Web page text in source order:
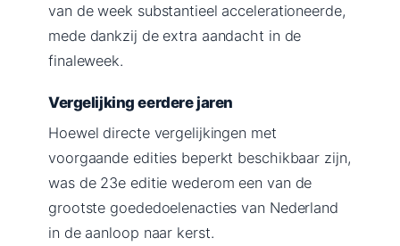
van de week substantieel accelerationeerde,
mede dankzij de extra aandacht in de
finaleweek.
Vergelijking eerdere jaren
Hoewel directe vergelijkingen met
voorgaande edities beperkt beschikbaar zijn,
was de 23e editie wederom een van de
grootste goededoelenacties van Nederland
in de aanloop naar kerst.